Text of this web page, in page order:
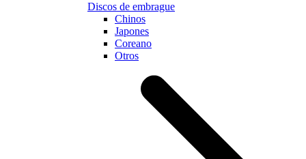
Discos de embrague
Chinos
Japones
Coreano
Otros